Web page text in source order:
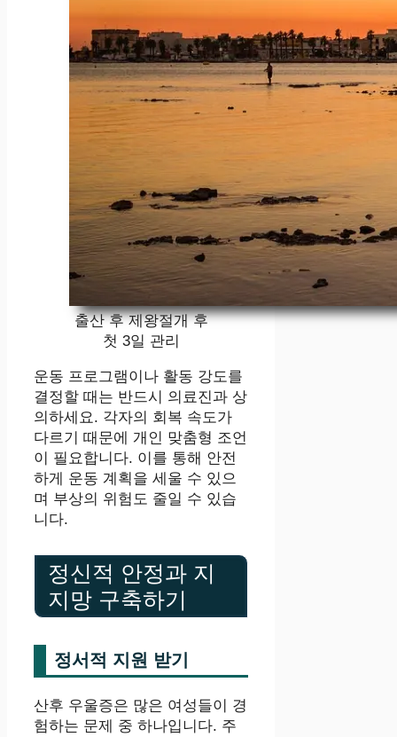
출산 후 제왕절개 후
첫 3일 관리
운동 프로그램이나 활동 강도를
결정할 때는 반드시 의료진과 상
의하세요. 각자의 회복 속도가
다르기 때문에 개인 맞춤형 조언
이 필요합니다. 이를 통해 안전
하게 운동 계획을 세울 수 있으
며 부상의 위험도 줄일 수 있습
니다.
정신적 안정과 지
지망 구축하기
정서적 지원 받기
산후 우울증은 많은 여성들이 경
험하는 문제 중 하나입니다. 주